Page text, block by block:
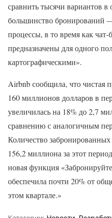
сравнить тысячи вариантов
большинство бронирований
процессы, в то время как
предназначены для одного
картографическими».
Airbnb сообщила, что чистая
160 миллионов долларов в
увеличилась на 18% до 2,7
сравнению с аналогичным
Количество
156,2 миллиона за этот
новая функция
обеспечила почти 20% от
этом квартале.»